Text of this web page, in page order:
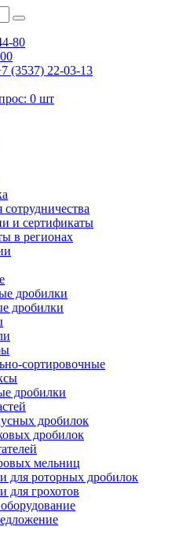
80
(3537) 22-03-13
0 шт
сотрудничества
и сертификаты
в регионах
дробилки
дробилки
сортировочные
дробилки
дробилок
дробилок
мельниц
для роторных дробилок
для грохотов